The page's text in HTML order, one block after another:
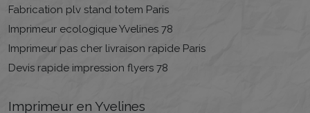
Fabrication plv stand totem Paris
Imprimeur ecologique Yvelines 78
Imprimeur pas cher livraison rapide Paris
Devis rapide impression flyers 78
Imprimeur en Yvelines